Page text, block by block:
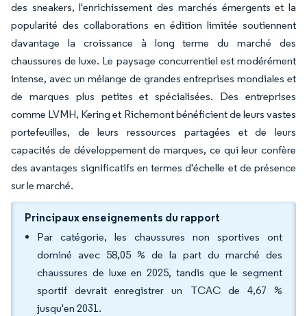
des sneakers, l'enrichissement des marchés émergents et la
popularité des collaborations en édition limitée soutiennent
davantage la croissance à long terme du marché des
chaussures de luxe. Le paysage concurrentiel est modérément
intense, avec un mélange de grandes entreprises mondiales et
de marques plus petites et spécialisées. Des entreprises
comme LVMH, Kering et Richemont bénéficient de leurs vastes
portefeuilles, de leurs ressources partagées et de leurs
capacités de développement de marques, ce qui leur confère
des avantages significatifs en termes d'échelle et de présence
sur le marché.
Principaux enseignements du rapport
Par catégorie, les chaussures non sportives ont
dominé avec 58,05 % de la part du marché des
chaussures de luxe en 2025, tandis que le segment
sportif devrait enregistrer un TCAC de 4,67 %
jusqu'en 2031.